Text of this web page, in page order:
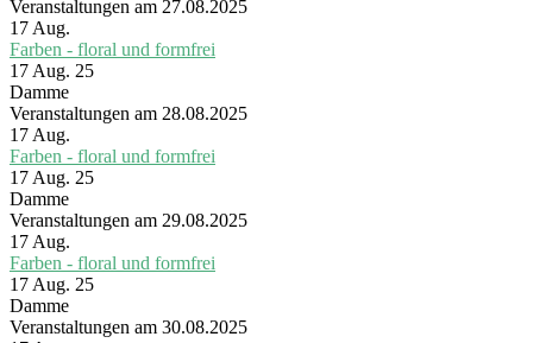
Veranstaltungen am 27.08.2025
17Aug.
Farben - floral und formfrei
17 Aug. 25
Damme
Veranstaltungen am 28.08.2025
17Aug.
Farben - floral und formfrei
17 Aug. 25
Damme
Veranstaltungen am 29.08.2025
17Aug.
Farben - floral und formfrei
17 Aug. 25
Damme
Veranstaltungen am 30.08.2025